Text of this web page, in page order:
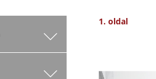
1. oldal